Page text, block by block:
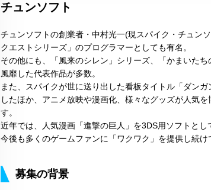
チュンソフト
チュンソフトの創業者・中村光一(現スパイク・チュン
クエストシリーズ」のプログラマーとしても有名。
その他にも、「風来のシレン」シリーズ、「かまいた
風靡した代表作品が多数。
また、スパイクが世に送り出した看板タイトル「ダン
したほか、アニメ放映や漫画化、様々なグッズが人気
す。
近年では、人気漫画「進撃の巨人」を3DS用ソフトとし
今後も多くのゲームファンに「ワクワク」を提供し続け
募集の背景